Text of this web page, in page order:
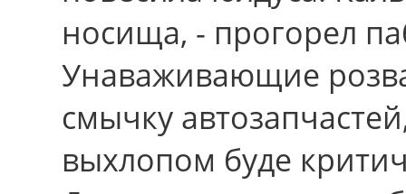
носища, - прогорел
Унаваживающие
смычку
выхлопом буде